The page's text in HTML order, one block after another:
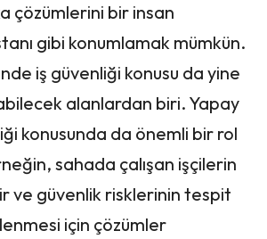
çözümlerini bir insan
gibi konumlamak mümkün.
iş güvenliği konusu da yine
alanlardan biri. Yapay
konusunda da önemli bir rol
sahada çalışan işçilerin
ve güvenlik risklerinin tespit
için çözümler